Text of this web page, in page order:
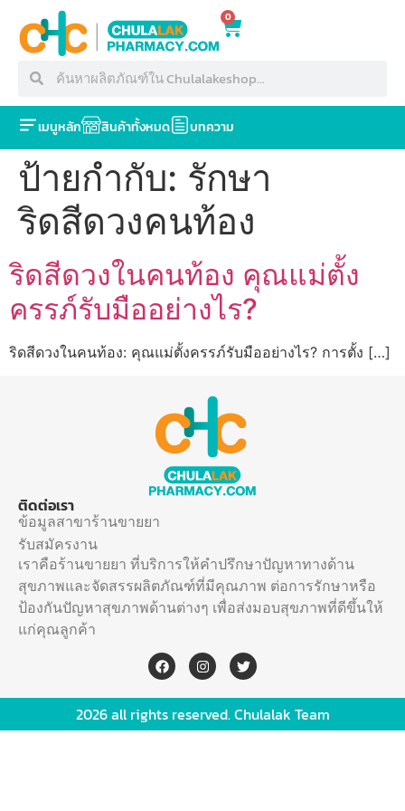
0
เมนูหลัก สินค้าทั้งหมด บทความ
ป้ายกำกับ: รักษา
ริดสีดวงคนท้อง
ริดสีดวงในคนท้อง คุณแม่ตั้ง
ครรภ์รับมืออย่างไร?
ริดสีดวงในคนท้อง: คุณแม่ตั้งครรภ์รับมืออย่างไร? การตั้ง […]
ติดต่อเรา
ข้อมูลสาขาร้านขายยา
รับสมัครงาน
เราคือร้านขายยา ที่บริการให้คำปรึกษาปัญหาทางด้าน
สุขภาพและจัดสรรผลิตภัณฑ์ที่มีคุณภาพ ต่อการรักษาหรือ
ป้องกันปัญหาสุขภาพด้านต่างๆ เพื่อส่งมอบสุขภาพที่ดีขึ้นให้
แก่คุณลูกค้า
2026 all rights reserved. Chulalak Team